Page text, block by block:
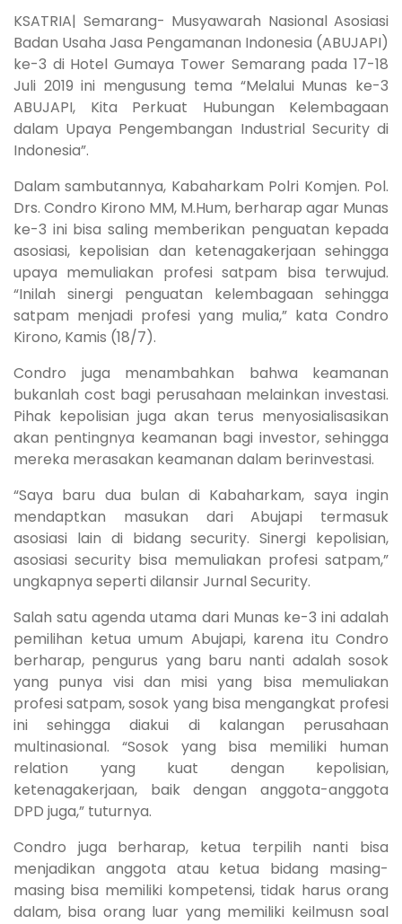
KSATRIA| Semarang- Musyawarah Nasional Asosiasi
Badan Usaha Jasa Pengamanan Indonesia (ABUJAPI)
ke-3 di Hotel Gumaya Tower Semarang pada 17-18
Juli 2019 ini mengusung tema “Melalui Munas ke-3
ABUJAPI, Kita Perkuat Hubungan Kelembagaan
dalam Upaya Pengembangan Industrial Security di
Indonesia”.
Dalam sambutannya, Kabaharkam Polri Komjen. Pol.
Drs. Condro Kirono MM, M.Hum, berharap agar Munas
ke-3 ini bisa saling memberikan penguatan kepada
asosiasi, kepolisian dan ketenagakerjaan sehingga
upaya memuliakan profesi satpam bisa terwujud.
“Inilah sinergi penguatan kelembagaan sehingga
satpam menjadi profesi yang mulia,” kata Condro
Kirono, Kamis (18/7).
Condro juga menambahkan bahwa keamanan
bukanlah cost bagi perusahaan melainkan investasi.
Pihak kepolisian juga akan terus menyosialisasikan
akan pentingnya keamanan bagi investor, sehingga
mereka merasakan keamanan dalam berinvestasi.
“Saya baru dua bulan di Kabaharkam, saya ingin
mendaptkan masukan dari Abujapi termasuk
asosiasi lain di bidang security. Sinergi kepolisian,
asosiasi security bisa memuliakan profesi satpam,”
ungkapnya seperti dilansir Jurnal Security.
Salah satu agenda utama dari Munas ke-3 ini adalah
pemilihan ketua umum Abujapi, karena itu Condro
berharap, pengurus yang baru nanti adalah sosok
yang punya visi dan misi yang bisa memuliakan
profesi satpam, sosok yang bisa mengangkat profesi
ini sehingga diakui di kalangan perusahaan
multinasional. “Sosok yang bisa memiliki human
relation yang kuat dengan kepolisian,
ketenagakerjaan, baik dengan anggota-anggota
DPD juga,” tuturnya.
Condro juga berharap, ketua terpilih nanti bisa
menjadikan anggota atau ketua bidang masing-
masing bisa memiliki kompetensi, tidak harus orang
dalam, bisa orang luar yang memiliki keilmusn soal